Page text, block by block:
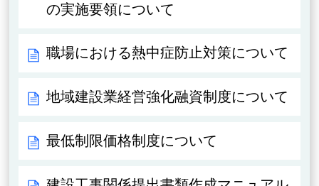
の実施要領について
職場における熱中症防止対策について
地域建設業経営強化融資制度について
最低制限価格制度について